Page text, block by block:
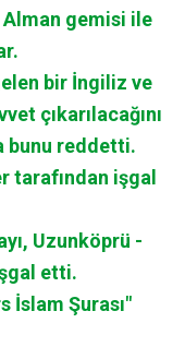
gemisi ile
bir İngiliz ve
çıkarılacağını
bunu reddetti.
tarafından işgal
Uzunköprü -
etti.
İslam Şurası"